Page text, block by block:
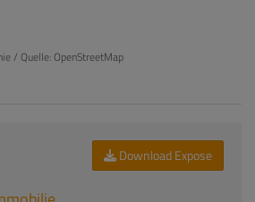
/ Quelle: OpenStreetMap
Download Expose